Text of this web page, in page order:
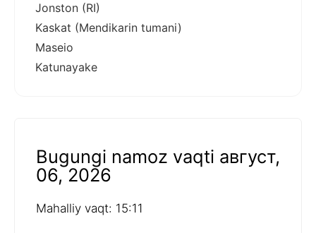
Jonston (RI)
Kaskat (Mendikarin tumani)
Maseio
Katunayake
Bugungi namoz vaqti август,
06, 2026
Mahalliy vaqt: 15:11